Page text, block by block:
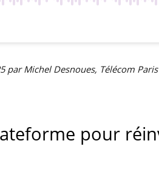
par Michel Desnoues, Télécom Paris
pour